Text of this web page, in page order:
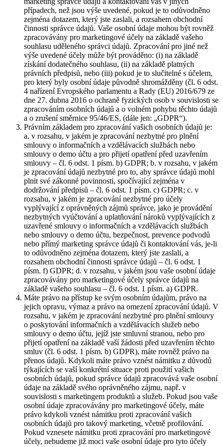
případech, než jsou výše uvedené, pokud je to odůvodněno
zejména dotazem, který jste zaslali, a rozsahem obchodní
činnosti správce údajů. Vaše osobní údaje mohou být rovněž
zpracovávány pro marketingové účely na základě vašeho
souhlasu uděleného správci údajů. Zpracování pro jiné než
výše uvedené účely může být prováděno: (i) na základě
získání dodatečného souhlasu, (ii) na základě platných
právních předpisů, nebo (iii) pokud je to slučitelné s účelem,
pro který byly osobní údaje původně shromážděny (čl. 6 odst.
4 nařízení Evropského parlamentu a Rady (EU) 2016/679 ze
dne 27. dubna 2016 o ochraně fyzických osob v souvislosti se
zpracováním osobních údajů a o volném pohybu těchto údajů
a o zrušení směrnice 95/46/ES, (dále jen: „GDPR“).
Právním základem pro zpracování vašich osobních údajů je:
a. v rozsahu, v jakém je zpracování nezbytné pro plnění
smlouvy o informačních a vzdělávacích službách nebo
smlouvy o demo účtu a pro přijetí opatření před uzavřením
smlouvy – čl. 6 odst. 1 písm. b) GDPR; b. v rozsahu, v jakém
je zpracování údajů nezbytné pro to, aby správce údajů mohl
plnit své zákonné povinnosti, spočívající zejména v
dodržování předpisů – čl. 6 odst. 1 písm. c) GDPR; c. v
rozsahu, v jakém je zpracování nezbytné pro účely
vyplývající z oprávněných zájmů správce, jako je provádění
nezbytných vyúčtování a uplatňování nároků vyplývajících z
uzavřené smlouvy o informačních a vzdělávacích službách
nebo smlouvy o demo účtu, bezpečnost, prevence podvodů
nebo přímý marketing správce údajů či kontaktování vás, je-li
to odůvodněno zejména dotazem, který jste zaslali, a
rozsahem obchodní činnosti správce údajů – čl. 6 odst. 1
písm. f) GDPR; d. v rozsahu, v jakém jsou vaše osobní údaje
zpracovávány pro marketingové účely správce údajů na
základě vašeho souhlasu – čl. 6 odst. 1 písm. a) GDPR.
Máte právo na přístup ke svým osobním údajům, právo na
jejich opravu, výmaz a právo na omezení zpracování údajů. V
rozsahu, v jakém je zpracování nezbytné pro plnění smlouvy
o poskytování informačních a vzdělávacích služeb nebo
smlouvy o demo účtu, jejíž jste smluvní stranou, nebo pro
přijetí opatření na základě vaší žádosti před uzavřením těchto
smluv (čl. 6 odst. 1 písm. b) GDPR), máte rovněž právo na
přenos údajů. Kdykoli máte právo vznést námitku z důvodů
týkajících se vaší konkrétní situace proti použití vašich
osobních údajů, pokud správce údajů zpracovává vaše osobní
údaje na základě svého oprávněného zájmu, např. v
souvislosti s marketingem produktů a služeb. Pokud jsou vaše
osobní údaje zpracovávány pro marketingové účely, máte
právo kdykoli vznést námitku proti zpracování vašich
osobních údajů pro takový marketing, včetně profilování.
Pokud vznesete námitku proti zpracování pro marketingové
účely, nebudeme již moci vaše osobní údaje pro tyto účely